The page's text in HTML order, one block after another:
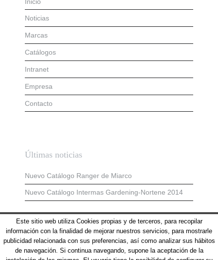
Noticias
Marcas
Catálogos
Intranet
Empresa
Contacto
Últimas noticias
Nuevo Catálogo Ranger de Miarco
Nuevo Catálogo Intermas Gardening-Nortene 2014
Aviso Legal
Política de Cookies
Este sitio web utiliza Cookies propias y de terceros, para recopilar
información con la finalidad de mejorar nuestros servicios, para mostrarle
publicidad relacionada con sus preferencias, así como analizar sus hábitos
de navegación. Si continua navegando, supone la aceptación de la